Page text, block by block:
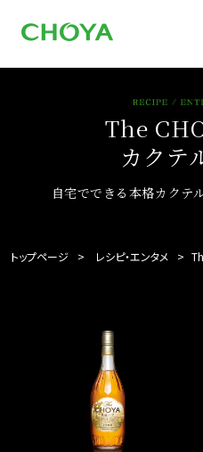
The
カクテ
自宅でできる本格カクテ
トップページ レシピ・エンタメ